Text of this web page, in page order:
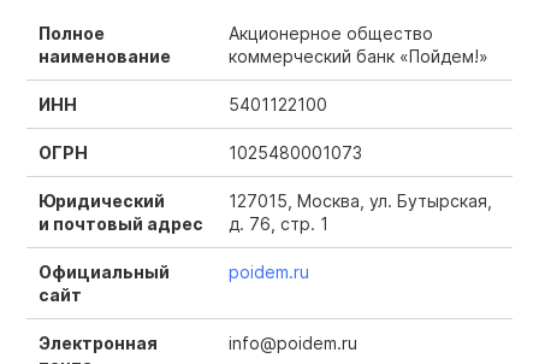
Полное
наименование
Акционерное общество
коммерческий банк «Пойдем!»
ИНН 5401122100
ОГРН 1025480001073
Юридический
и почтовый адрес
127015, Москва, ул. Бутырская,
д. 76, стр. 1
Официальный
сайт
poidem.ru
Электронная
info@poidem.ru